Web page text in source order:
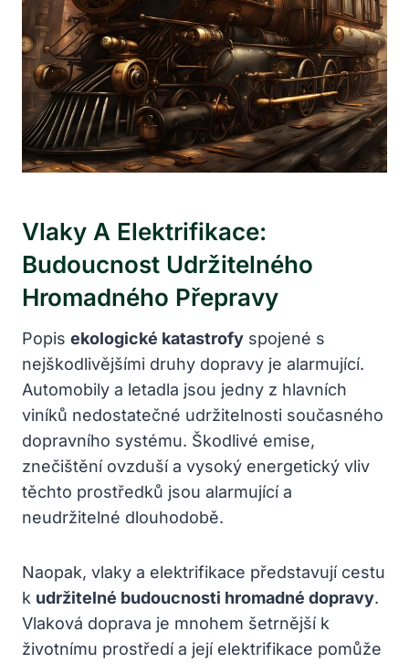
Vlaky A Elektrifikace:
Budoucnost Udržitelného
Hromadného Přepravy
Popis ekologické katastrofy spojené s
nejškodlivějšími druhy dopravy je alarmující.
Automobily a letadla jsou jedny z hlavních
viníků nedostatečné udržitelnosti současného
dopravního systému. Škodlivé emise,
znečištění ovzduší a vysoký energetický vliv
těchto prostředků jsou alarmující a
neudržitelné dlouhodobě.
Naopak, vlaky a elektrifikace představují cestu
k udržitelné budoucnosti hromadné dopravy.
Vlaková doprava je mnohem šetrnější k
životnímu prostředí a její elektrifikace pomůže